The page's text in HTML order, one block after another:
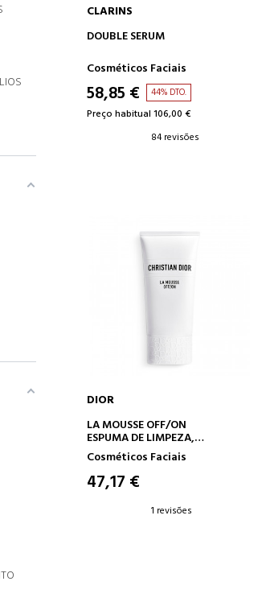
ADICIONAR AO CARRINHO
CLARINS
DOUBLE SERUM
Cosméticos Faciais
58,85 € 44% DTO.
Preço habitual 106,00 €
84 revisões
ADICIONAR AO CARRINHO
DIOR
LA MOUSSE OFF/ON
ESPUMA DE LIMPEZA,
PURIFICANTE E HIDRATANTE
Cosméticos Faciais
47,17 €
1 revisões